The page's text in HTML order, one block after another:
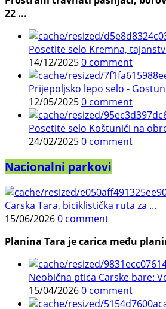
22 ...
Posetite selo Kremna,
14/12/20250 comment
Prijepoljsko lepo selo - Gostun
12/05/20250 comment
Posetite selo Koštunići na
24/02/20250 comment
Nacionalni parkovi
Carska Tara, biciklistička ruta za ...
15/06/20260 comment
Planina Tara je carica među
Neobična ptica Carske bare:
15/04/20260 comment